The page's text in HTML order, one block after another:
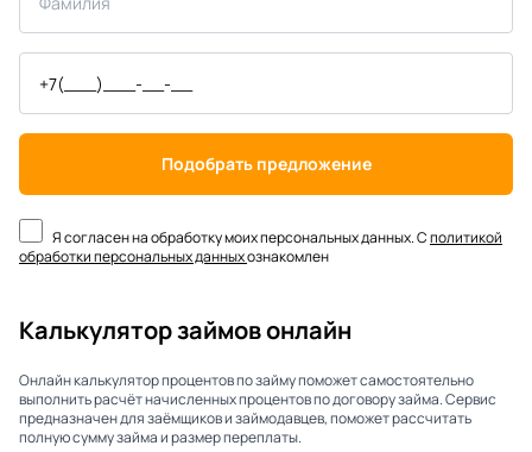
Подобрать предложение
Я согласен на обработку моих персональных данных. Сполитикой
обработки персональных данныхознакомлен
Калькулятор займов онлайн
Онлайн калькулятор процентов по займу поможет самостоятельно
выполнить расчёт начисленных процентов по договору займа. Сервис
предназначен для заёмщиков и займодавцев, поможет рассчитать
полную сумму займа и размер переплаты.